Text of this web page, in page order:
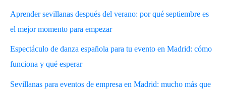
Aprender sevillanas después del verano: por qué septiembre es
el mejor momento para empezar
Espectáculo de danza española para tu evento en Madrid: cómo
funciona y qué esperar
Sevillanas para eventos de empresa en Madrid: mucho más que